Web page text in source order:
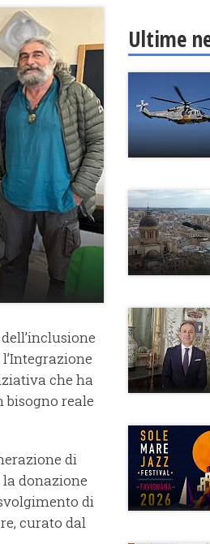
che ha
bisogno reale
di
la donazione
di
curato dal
Ultime